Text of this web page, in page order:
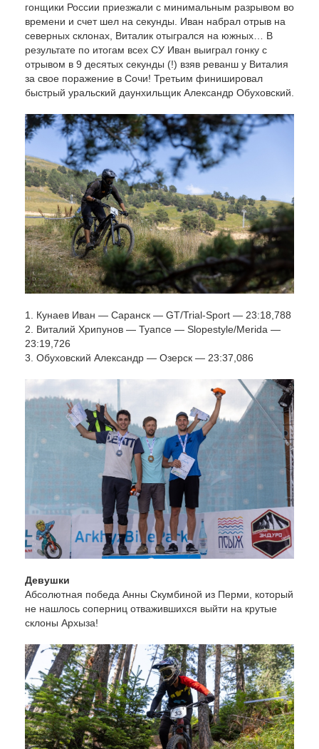
гонщики России приезжали с минимальным разрывом во
времени и счет шел на секунды. Иван набрал отрыв на
северных склонах, Виталик отыгрался на южных… В
результате по итогам всех СУ Иван выиграл гонку с
отрывом в 9 десятых секунды (!) взяв реванш у Виталия
за свое поражение в Сочи! Третьим финишировал
быстрый уральский даунхильщик Александр Обуховский.
1. Кунаев Иван — Саранск — GT/Trial-Sport — 23:18,788
2. Виталий Хрипунов — Туапсе — Slopestyle/Merida —
23:19,726
3. Обуховский Александр — Озерск — 23:37,086
Девушки
Абсолютная победа Анны Скумбиной из Перми, который
не нашлось соперниц отважившихся выйти на крутые
склоны Архыза!